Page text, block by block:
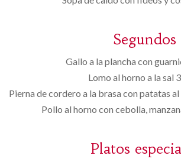
Segundos
Gallo a la plancha con
Lomo al horno a la sal
Pierna de cordero a la brasa con patatas
Pollo al horno con cebolla,
Platos